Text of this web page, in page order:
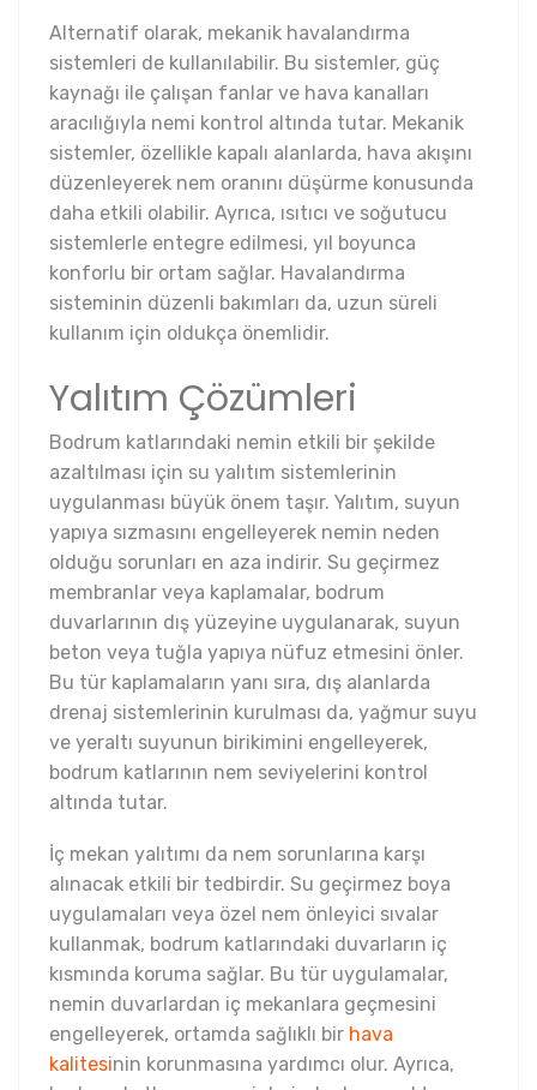
Alternatif olarak, mekanik havalandırma
sistemleri de kullanılabilir. Bu sistemler, güç
kaynağı ile çalışan fanlar ve hava kanalları
aracılığıyla nemi kontrol altında tutar. Mekanik
sistemler, özellikle kapalı alanlarda, hava akışını
düzenleyerek nem oranını düşürme konusunda
daha etkili olabilir. Ayrıca, ısıtıcı ve soğutucu
sistemlerle entegre edilmesi, yıl boyunca
konforlu bir ortam sağlar. Havalandırma
sisteminin düzenli bakımları da, uzun süreli
kullanım için oldukça önemlidir.
Yalıtım Çözümleri
Bodrum katlarındaki nemin etkili bir şekilde
azaltılması için su yalıtım sistemlerinin
uygulanması büyük önem taşır. Yalıtım, suyun
yapıya sızmasını engelleyerek nemin neden
olduğu sorunları en aza indirir. Su geçirmez
membranlar veya kaplamalar, bodrum
duvarlarının dış yüzeyine uygulanarak, suyun
beton veya tuğla yapıya nüfuz etmesini önler.
Bu tür kaplamaların yanı sıra, dış alanlarda
drenaj sistemlerinin kurulması da, yağmur suyu
ve yeraltı suyunun birikimini engelleyerek,
bodrum katlarının nem seviyelerini kontrol
altında tutar.
İç mekan yalıtımı da nem sorunlarına karşı
alınacak etkili bir tedbirdir. Su geçirmez boya
uygulamaları veya özel nem önleyici sıvalar
kullanmak, bodrum katlarındaki duvarların iç
kısmında koruma sağlar. Bu tür uygulamalar,
nemin duvarlardan iç mekanlara geçmesini
engelleyerek, ortamda sağlıklı bir hava
kalitesinin korunmasına yardımcı olur. Ayrıca,